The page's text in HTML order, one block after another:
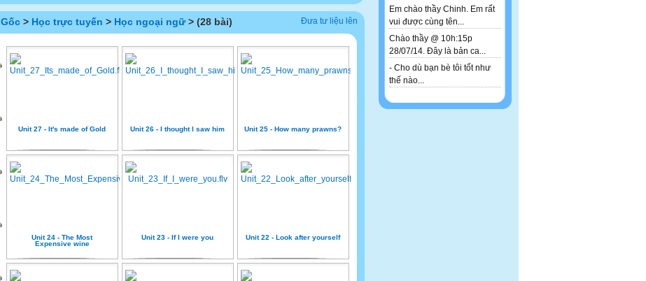
Em chào thầy Chinh. Em rất
vui được cùng tên...
Chào thầy @ 10h:15p
28/07/14. Đây là bản ca...
- Cho dù bạn bè tôi tốt như
thế nào...
Đưa tư liệu lên
Gốc > Học trực tuyến > Học ngoại ngữ > (28 bài)
Unit 27 - It's made of Gold Unit 26 - I thought I saw him Unit 25 - How many prawns?
Unit 24 - The Most
Expensive wine
Unit 23 - If I were you Unit 22 - Look after yourself